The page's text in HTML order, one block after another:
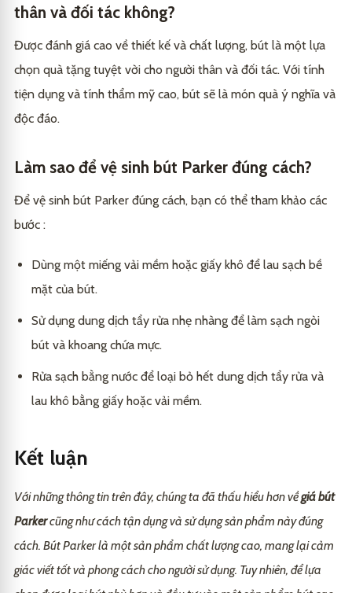
thân và đối tác không?
Được đánh giá cao về thiết kế và chất lượng, bút là một lựa
chọn quà tặng tuyệt vời cho người thân và đối tác. Với tính
tiện dụng và tính thẩm mỹ cao, bút sẽ là món quà ý nghĩa và
độc đáo.
Làm sao để vệ sinh bút Parker đúng cách?
Để vệ sinh bút Parker đúng cách, bạn có thể tham khảo các
bước :
Dùng một miếng vải mềm hoặc giấy khô để lau sạch bề
mặt của bút.
Sử dụng dung dịch tẩy rửa nhẹ nhàng để làm sạch ngòi
bút và khoang chứa mực.
Rửa sạch bằng nước để loại bỏ hết dung dịch tẩy rửa và
lau khô bằng giấy hoặc vải mềm.
Kết luận
Với những thông tin trên đây, chúng ta đã thấu hiểu hơn vềgiá bút
Parkercũng như cách tận dụng và sử dụng sản phẩm này đúng
cách. Bút Parker là một sản phẩm chất lượng cao, mang lại cảm
giác viết tốt và phong cách cho người sử dụng. Tuy nhiên, để lựa